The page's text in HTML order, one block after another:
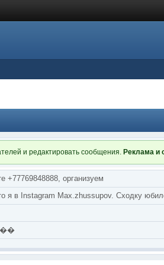
и редактировать сообщения.Реклама и
+77769848888, организуем
в Instagram Max.zhussupov. Сходку